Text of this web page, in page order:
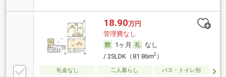
18.90万円
管理費なし
1ヶ月
なし
/ 2SLDK（81.86m2）
礼金なし 二人暮らし バス・トイレ別